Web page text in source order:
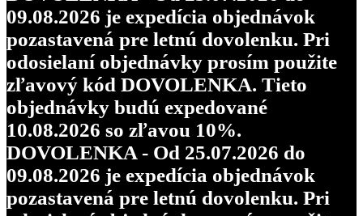
09.08.2026 je expedícia objednávok
pozastavená pre letnú dovolenku. Pri
odosielaní objednávky prosím použite
zľavový kód DOVOLENKA. Tieto
objednávky budú expedované
10.08.2026 so zľavou 10%.
DOVOLENKA - Od 25.07.2026 do
09.08.2026 je expedícia objednávok
pozastavená pre letnú dovolenku. Pri